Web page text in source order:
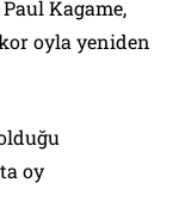
Kagame,
oyla yeniden
oy